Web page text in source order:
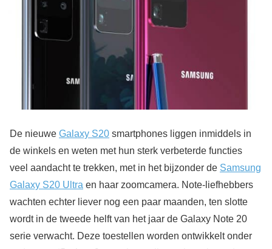
De nieuwe Galaxy S20 smartphones liggen inmiddels in
de winkels en weten met hun sterk verbeterde functies
veel aandacht te trekken, met in het bijzonder de Samsung
Galaxy S20 Ultra en haar zoomcamera. Note-liefhebbers
wachten echter liever nog een paar maanden, ten slotte
wordt in de tweede helft van het jaar de Galaxy Note 20
serie verwacht. Deze toestellen worden ontwikkelt onder